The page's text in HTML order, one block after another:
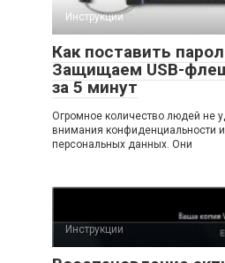
Инструкции
Как поставить
Защищаем USB-
за 5 минут
Огромное количество людей не
внимания конфиденциальности
персональных данных. Они
Инструкции